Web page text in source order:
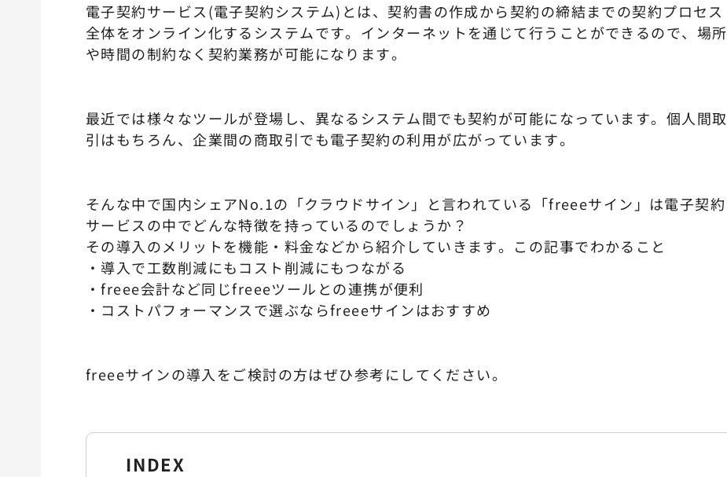
電子契約サービス(電子契約システム)とは、契約書の作成から契約の締結までの契約プロセス
全体をオンライン化するシステムです。インターネットを通じて行うことができるので、場所
や時間の制約なく契約業務が可能になります。
最近では様々なツールが登場し、異なるシステム間でも契約が可能になっています。個人間取
引はもちろん、企業間の商取引でも電子契約の利用が広がっています。
そんな中で国内シェアNo.1の「クラウドサイン」と言われている「freeeサイン」は電子契約
サービスの中でどんな特徴を持っているのでしょうか？
その導入のメリットを機能・料金などから紹介していきます。この記事でわかること
・導入で工数削減にもコスト削減にもつながる
・freee会計など同じfreeeツールとの連携が便利
・コストパフォーマンスで選ぶならfreeeサインはおすすめ
freeeサインの導入をご検討の方はぜひ参考にしてください。
INDEX